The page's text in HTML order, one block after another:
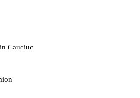
Cauciuc